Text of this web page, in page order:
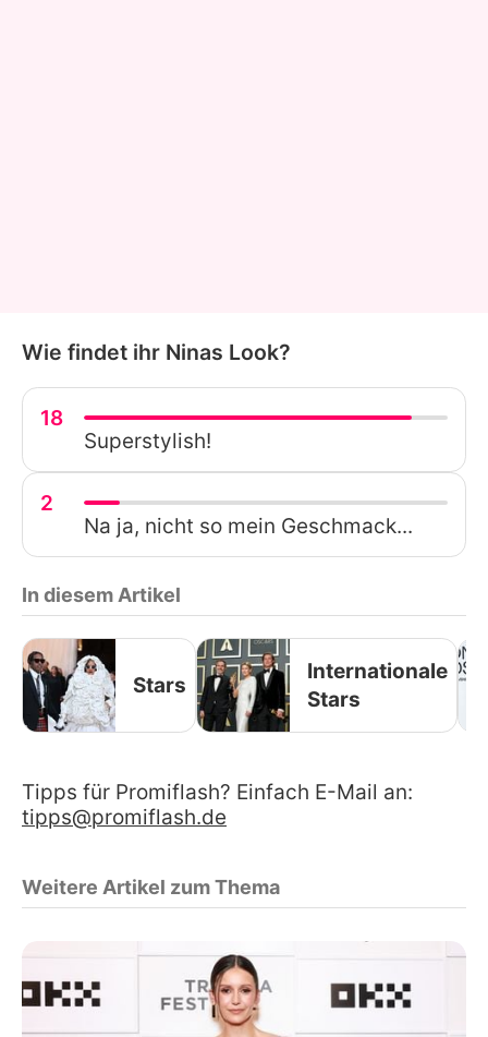
Wie findet ihr Ninas Look?
18
Superstylish!
2
Na ja, nicht so mein Geschmack...
In diesem Artikel
Stars
Internationale
Stars
Tipps für Promiflash? Einfach E-Mail an:
tipps@promiflash.de
Weitere Artikel zum Thema